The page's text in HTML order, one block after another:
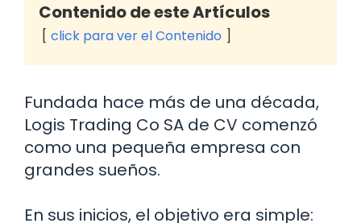
Contenido de este Artículos
click para ver el Contenido
Fundada hace más de una década,
Logis Trading Co SA de CV comenzó
como una pequeña empresa con
grandes sueños.
En sus inicios, el objetivo era simple: